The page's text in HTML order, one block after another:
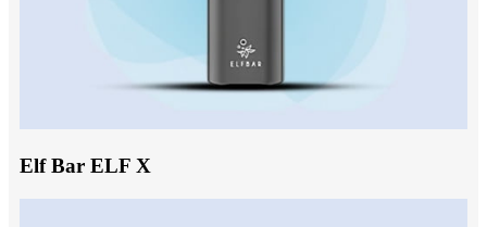
Elf Bar ELF X